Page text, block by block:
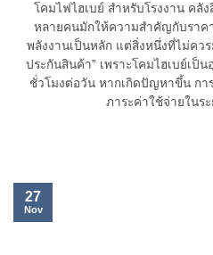
โคมไฟไฮเบย์ สำหรับโรงงาน คลั
หลายคนมักให้ความสำคัญกับราค
พลังงานเป็นหลัก แต่สิ่งหนึ่งที่ไม่ควร
ประกันสินค้า” เพราะโคมไฮเบย์เ
ชั่วโมงต่อวัน หากเกิดปัญหาขึ้น กา
ภาระค่าใช้จ่ายในระ
27
Nov